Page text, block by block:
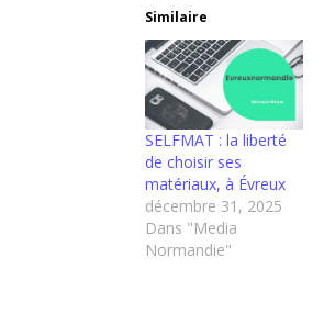
Similaire
SELFMAT : la liberté
de choisir ses
matériaux, à Évreux
décembre 31, 2025
Dans "Media
Normandie"